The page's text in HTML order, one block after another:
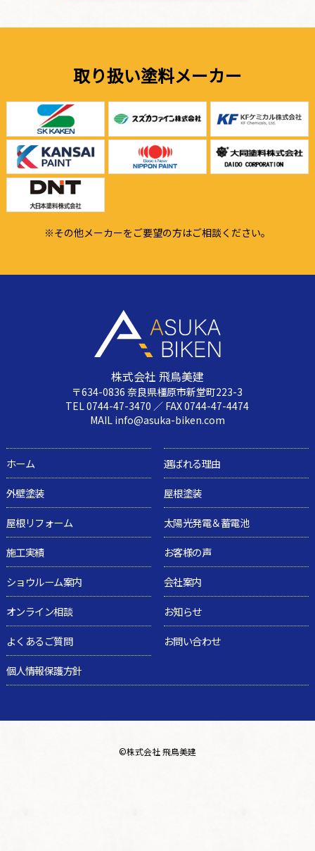
取り扱い塗料メーカー
※その他メーカーをご要望の方はご相談ください。
株式会社 飛鳥美建
〒634-0836 奈良県橿原市新堂町223-3
TEL 0744-47-3470 ／ FAX 0744-47-4474
MAIL info@asuka-biken.com
ホーム
選ばれる理由
外壁塗装
屋根塗装
屋根リフォーム
太陽光発電＆蓄電池
施工実績
お客様の声
ショウルーム案内
会社案内
オンライン相談
お知らせ
よくあるご質問
お問い合わせ
個人情報保護方針
©株式会社 飛鳥美建